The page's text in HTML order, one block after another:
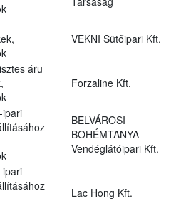
VEKNI Sütőipari Kft.
áru
Forzaline Kft.
ipari
BELVÁROSI
BOHÉMTANYA
Vendéglátóipari Kft.
ipari
Lac Hong Kft.